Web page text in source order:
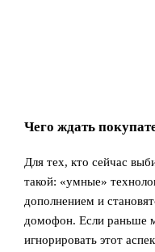
Чего ждать
Для тех, кто сейчас
такой: «умные»
дополнением и
домофон. Если раньше
игнорировать этот